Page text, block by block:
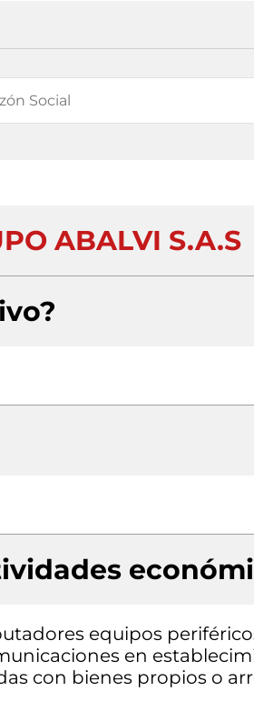
ABALVI S.A.S
equipos
en
con bienes propios o